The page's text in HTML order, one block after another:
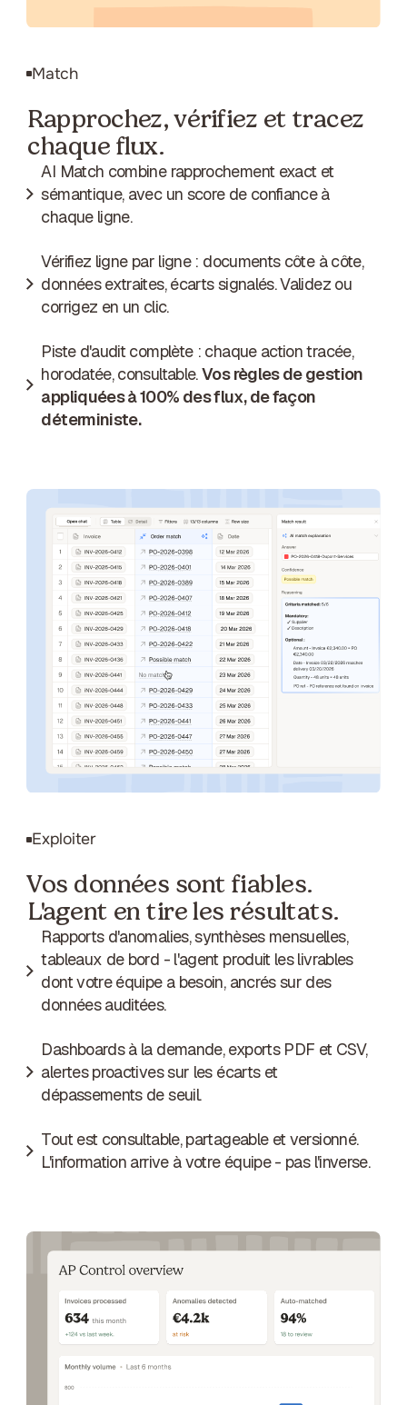
Match
Rapprochez, vérifiez et tracez
chaque flux.
AI Match combine rapprochement exact et
sémantique, avec un score de confiance à
chaque ligne.
Vérifiez ligne par ligne : documents côte à côte,
données extraites, écarts signalés. Validez ou
corrigez en un clic.
Piste d'audit complète : chaque action tracée,
horodatée, consultable.Vos règles de gestion
appliquées à 100% des flux, de façon
déterministe.
Exploiter
Vos données sont fiables.
L'agent en tire les résultats.
Rapports d'anomalies, synthèses mensuelles,
tableaux de bord - l'agent produit les livrables
dont votre équipe a besoin, ancrés sur des
données auditées.
Dashboards à la demande, exports PDF et CSV,
alertes proactives sur les écarts et
dépassements de seuil.
Tout est consultable, partageable et versionné.
L'information arrive à votre équipe - pas l'inverse.